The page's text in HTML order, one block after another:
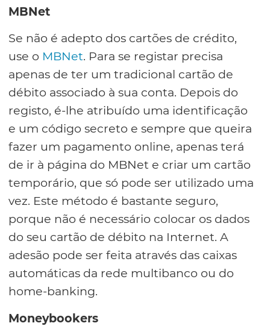
MBNet
Se não é adepto dos cartões de crédito,
use o MBNet. Para se registar precisa
apenas de ter um tradicional cartão de
débito associado à sua conta. Depois do
registo, é-lhe atribuído uma identificação
e um código secreto e sempre que queira
fazer um pagamento online, apenas terá
de ir à página do MBNet e criar um cartão
temporário, que só pode ser utilizado uma
vez. Este método é bastante seguro,
porque não é necessário colocar os dados
do seu cartão de débito na Internet. A
adesão pode ser feita através das caixas
automáticas da rede multibanco ou do
home-banking.
Moneybookers